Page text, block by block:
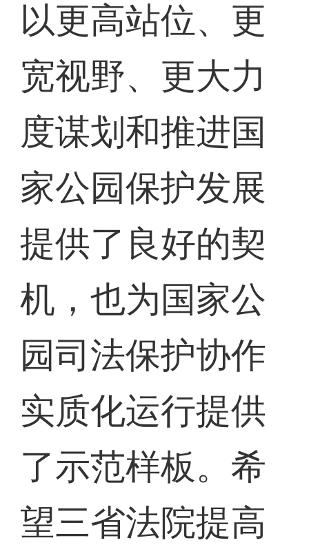
以更高站位、更
宽视野、更大力
度谋划和推进国
家公园保护发展
提供了良好的契
机，也为国家公
园司法保护协作
实质化运行提供
了示范样板。希
望三省法院提高